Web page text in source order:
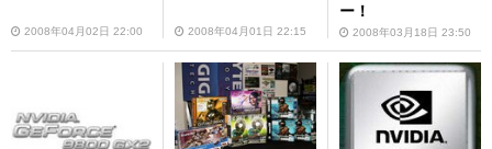
2008年04月02日 22:00 2008年04月01日 22:15
ー！
2008年03月18日 23:50